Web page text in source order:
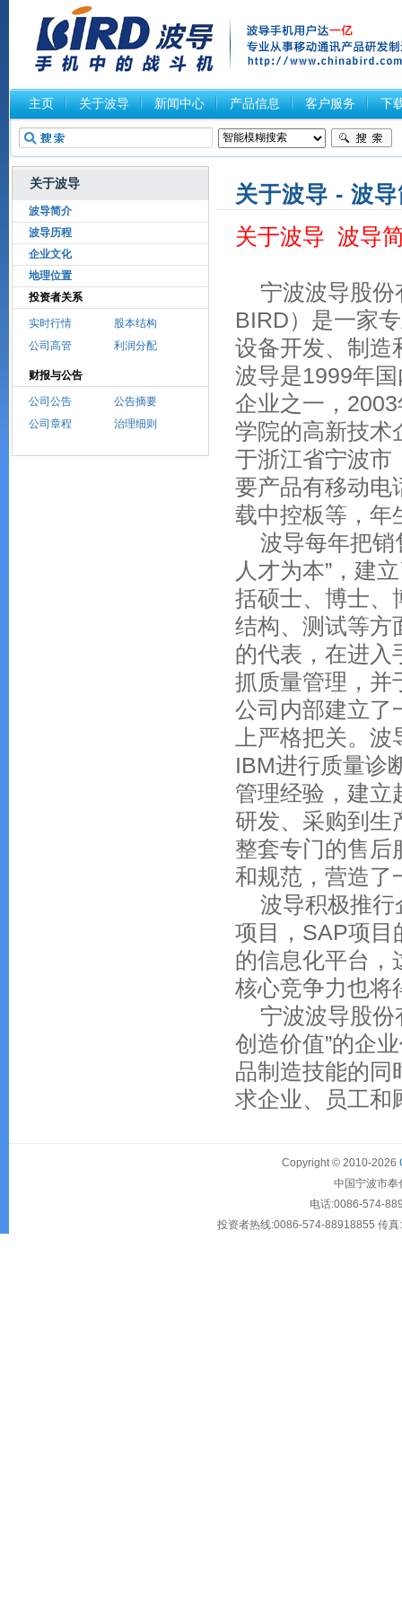
主页 关于波导 新闻中心 产品信息 客户服务 下
关于波导
波导简介
波导历程
企业文化
地理位置
投资者关系
实时行情
股本结构
公司高管
利润分配
财报与公告
公司公告
公告摘要
公司章程
治理细则
关于波导 - 波
关于波导 波导
宁波波导股
BIRD）是一家
设备开发、制造
波导是1999年
企业之一，
学院的高新技术
于浙江省宁波市
要产品有移动电
载中控板等，年
波导每年把销
人才为本”，建
括硕士、博士、
结构、测试等方
的代表，在进入
抓质量管理，并
公司内部建立了
上严格把关。
IBM进行质量诊
管理经验，建立
研发、采购到生
整套专门的售后
和规范，营造了
波导积极推行
项目，SAP项目
的信息化平台，
核心竞争力也将
宁波波导股份
创造价值”的企
品制造技能的同
求企业、员工和
Copyright © 2010-2026
中国宁波市
电话:0086-574-
投资者热线:0086-574-88918855 传